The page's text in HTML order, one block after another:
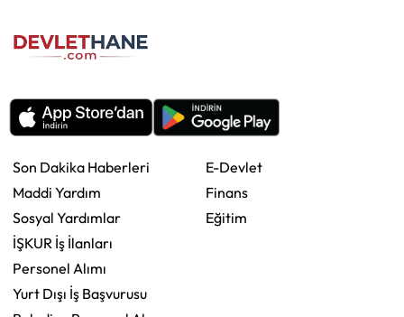
Son Dakika Haberleri
Maddi Yardım
Sosyal Yardımlar
İŞKUR İş İlanları
Personel Alımı
Yurt Dışı İş Başvurusu
E-Devlet
Finans
Eğitim